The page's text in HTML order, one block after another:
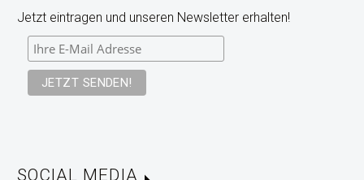
Jetzt eintragen und unseren Newsletter erhalten!
SOCIAL MEDIA